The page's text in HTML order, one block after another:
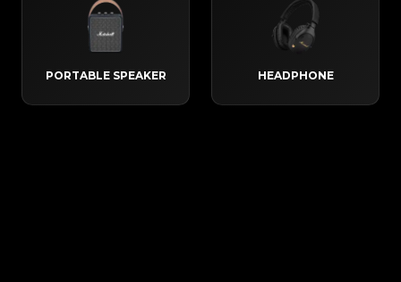
PORTABLE SPEAKER​ HEADPHONE